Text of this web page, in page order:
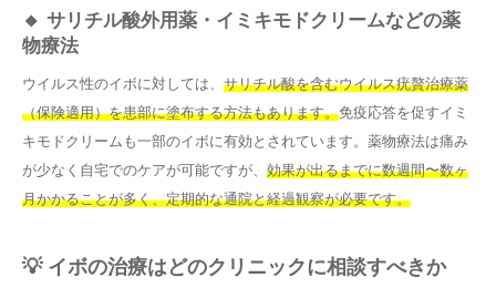
🔸 サリチル酸外用薬・イミキモドクリームなどの薬
物療法
ウイルス性のイボに対しては、 サリチル酸を含むウイルス疣贅治療薬
（保険適用）を患部に塗布する方法もあります。免疫応答を促すイミ
キモドクリームも一部のイボに有効とされています。薬物療法は痛み
が少なく自宅でのケアが可能ですが、 効果が出るまでに数週間〜数ヶ
月かかることが多く、定期的な通院と経過観察が必要です。
💡 イボの治療はどのクリニックに相談すべきか